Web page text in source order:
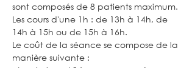
sont composés de 8 patients maximum.
Les cours d'une 1h : de 13h à 14h, de
14h à 15h ou de 15h à 16h.
Le coût de la séance se compose de la
manière suivante :